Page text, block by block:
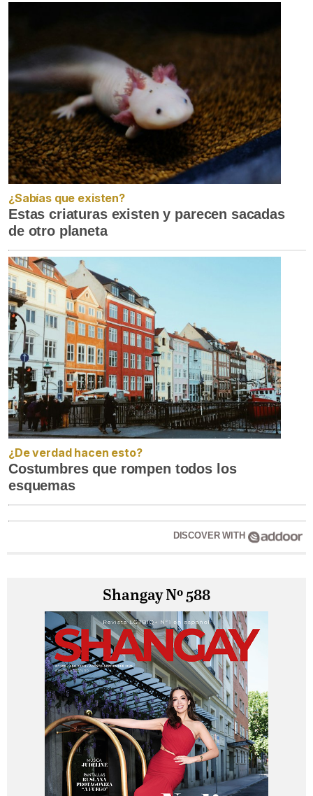
¿Sabías que existen?
Estas criaturas existen y parecen sacadas
de otro planeta
¿De verdad hacen esto?
Costumbres que rompen todos los
esquemas
DISCOVER WITH
Shangay Nº 588